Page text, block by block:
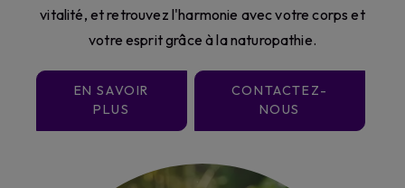
vitalité, et retrouvez l'harmonie avec votre corps et
votre esprit grâce à la naturopathie.
EN SAVOIR
PLUS
CONTACTEZ-
NOUS